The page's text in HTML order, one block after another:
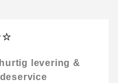
levering &